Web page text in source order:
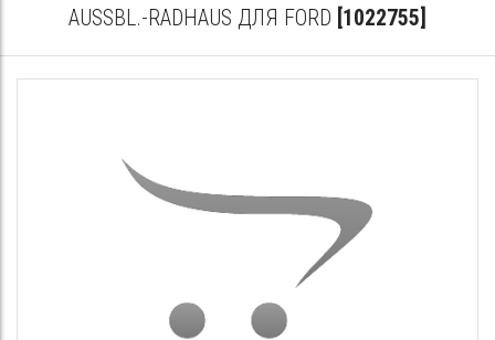
AUSSBL.-RADHAUS ДЛЯ FORD [1022755]